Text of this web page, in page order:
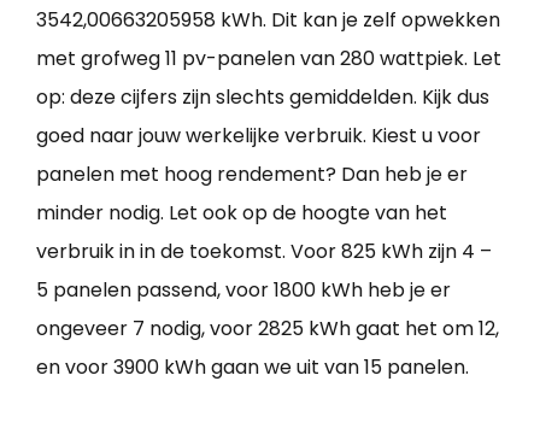
3542,00663205958 kWh. Dit kan je zelf opwekken
met grofweg 11 pv-panelen van 280 wattpiek. Let
op: deze cijfers zijn slechts gemiddelden. Kijk dus
goed naar jouw werkelijke verbruik. Kiest u voor
panelen met hoog rendement? Dan heb je er
minder nodig. Let ook op de hoogte van het
verbruik in in de toekomst. Voor 825 kWh zijn 4 –
5 panelen passend, voor 1800 kWh heb je er
ongeveer 7 nodig, voor 2825 kWh gaat het om 12,
en voor 3900 kWh gaan we uit van 15 panelen.